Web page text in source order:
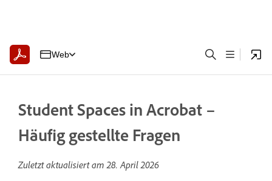
Web
Student Spaces in Acrobat –
Häufig gestellte Fragen
Zuletzt aktualisiert am28. April 2026